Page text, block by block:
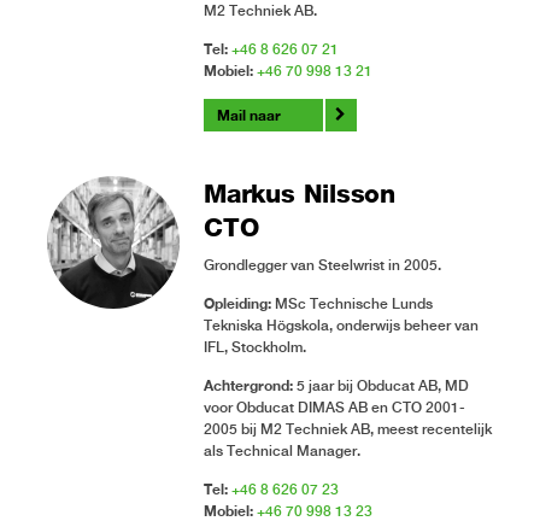
M2 Techniek AB.
Tel:+46 8 626 07 21
Mobiel: +46 70 998 13 21
Mail naar
Markus Nilsson
CTO
Grondlegger van Steelwrist in 2005.
Opleiding:MSc Technische Lunds
Tekniska Högskola, onderwijs beheer van
IFL, Stockholm.
Achtergrond:5 jaar bij Obducat AB, MD
voor Obducat DIMAS AB en CTO 2001-
2005 bij M2 Techniek AB, meest recentelijk
als Technical Manager.
Tel: +46 8 626 07 23
Mobiel: +46 70 998 13 23